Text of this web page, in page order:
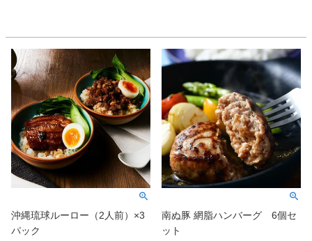
も絶妙にマッチします。台湾ご
はんには欠かせない肉桂や八角
を、独自のスパイスの効かせ方
で取り入れています。台湾のル
ーローは肉感が非常に重要。そ
のため、お肉は丁寧に刻んだゴ
ロゴロタイプと、三枚肉タイプ
の両方をミックスしました。台
湾では豚肉へのこだわりが強
く、国内でもこだわり抜いた沖
縄のあぐー豚や沖縄豚を使用し
ています。トッピングで卵や野
菜などを加えると、美味しさも
プルあぐ～豚」。パイナップル
を食べて育った豚は柔らかくカ
ロリーや脂質は1～2割少ないの
にビタミンB1は約1.5倍、旨み
成分のロイシンやリジンはなん
と4～5倍。美味しいには訳があ
り、そして同じ量でも栄養価の
高い美味しい食材を選び、納得
の母の味が出来上がりました。
「かめ～かめ～（沖縄の方言で
食べろ、食べろ）」と、ご飯を
お腹いっぱい食べさせるのが沖
縄流の客人をもてなす流儀。お
沖縄琉球ルーロー（2人前）×3
パック
南ぬ豚 網脂ハンバーグ 6個セ
ット